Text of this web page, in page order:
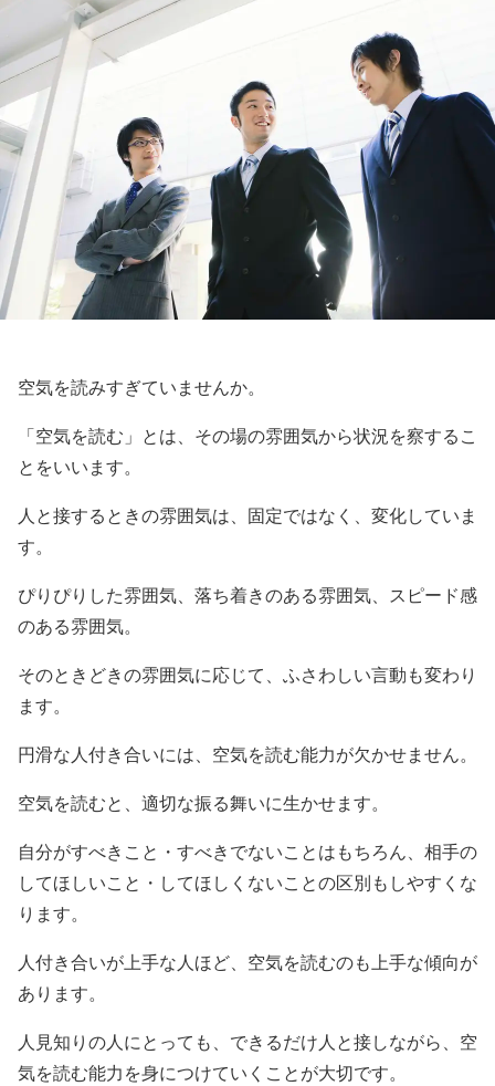
空気を読みすぎていませんか。
「空気を読む」とは、その場の雰囲気から状況を察するこ
とをいいます。
人と接するときの雰囲気は、固定ではなく、変化していま
す。
ぴりぴりした雰囲気、落ち着きのある雰囲気、スピード感
のある雰囲気。
そのときどきの雰囲気に応じて、ふさわしい言動も変わり
ます。
円滑な人付き合いには、空気を読む能力が欠かせません。
空気を読むと、適切な振る舞いに生かせます。
自分がすべきこと・すべきでないことはもちろん、相手の
してほしいこと・してほしくないことの区別もしやすくな
ります。
人付き合いが上手な人ほど、空気を読むのも上手な傾向が
あります。
人見知りの人にとっても、できるだけ人と接しながら、空
気を読む能力を身につけていくことが大切です。